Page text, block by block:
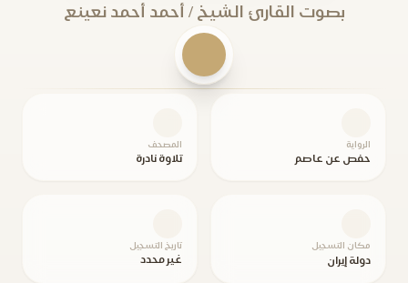
بصوت القارئ الشيخ / أحمد أحمد نعينع
الرواية
حفص عن عاصم
المصحف
تلاوة نادرة
مكان التسجيل
دولة إيران
تاريخ التسجيل
غير محدد